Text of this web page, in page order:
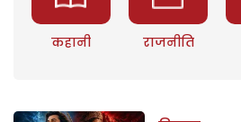
कहानी राजनीति